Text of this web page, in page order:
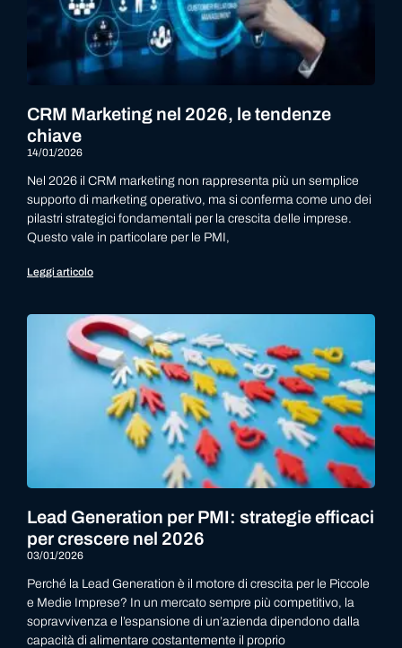
CRM Marketing nel 2026, le tendenze
chiave
14/01/2026
Nel 2026 il CRM marketing non rappresenta più un semplice
supporto di marketing operativo, ma si conferma come uno dei
pilastri strategici fondamentali per la crescita delle imprese.
Questo vale in particolare per le PMI,
Leggi articolo
Lead Generation per PMI: strategie efficaci
per crescere nel 2026
03/01/2026
Perché la Lead Generation è il motore di crescita per le Piccole
e Medie Imprese? In un mercato sempre più competitivo, la
sopravvivenza e l’espansione di un’azienda dipendono dalla
capacità di alimentare costantemente il proprio